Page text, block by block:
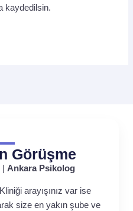
kaydedilsin.
Görüşme
| Ankara Psikolog
arayışınız var ise
size en yakın şube ve